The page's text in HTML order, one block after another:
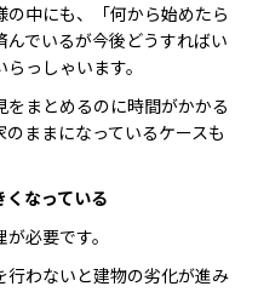
中にも、「何から始めたら
でいるが今後どうすればい
っしゃいます。
まとめるのに時間がかかる
ままになっているケースも
なっている
必要です。
わないと建物の劣化が進み